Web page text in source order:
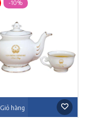
Giỏ hàng
-10%